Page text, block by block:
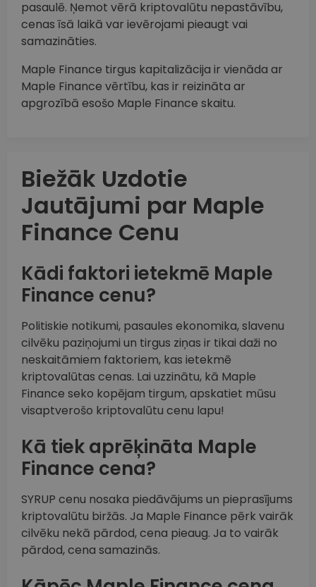
pasaulē. Ņemot vērā kriptovalūtu nepastāvību,
cenas īsā laikā var ievērojami pieaugt vai
samazināties.
Maple Finance tirgus kapitalizācija ir vienāda ar
Maple Finance vērtību, kas ir reizināta ar
apgrozībā esošo Maple Finance skaitu.
Biežāk Uzdotie
Jautājumi par Maple
Finance Cenu
Kādi faktori ietekmē Maple
Finance cenu?
Politiskie notikumi, pasaules ekonomika, slavenu
cilvēku paziņojumi un tirgus ziņas ir tikai daži no
neskaitāmiem faktoriem, kas ietekmē
kriptovalūtas cenas. Lai uzzinātu, kā Maple
Finance seko kopējam tirgum, apskatiet mūsu
visaptverošo kriptovalūtu cenu lapu!
Kā tiek aprēķināta Maple
Finance cena?
SYRUP cenu nosaka piedāvājums un pieprasījums
kriptovalūtu biržās. Ja Maple Finance pērk vairāk
cilvēku nekā pārdod, cena pieaug. Ja to vairāk
pārdod, cena samazinās.